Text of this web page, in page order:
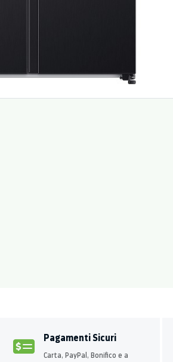
Pagamenti Sicuri
Carta, PayPal, Bonifico e a